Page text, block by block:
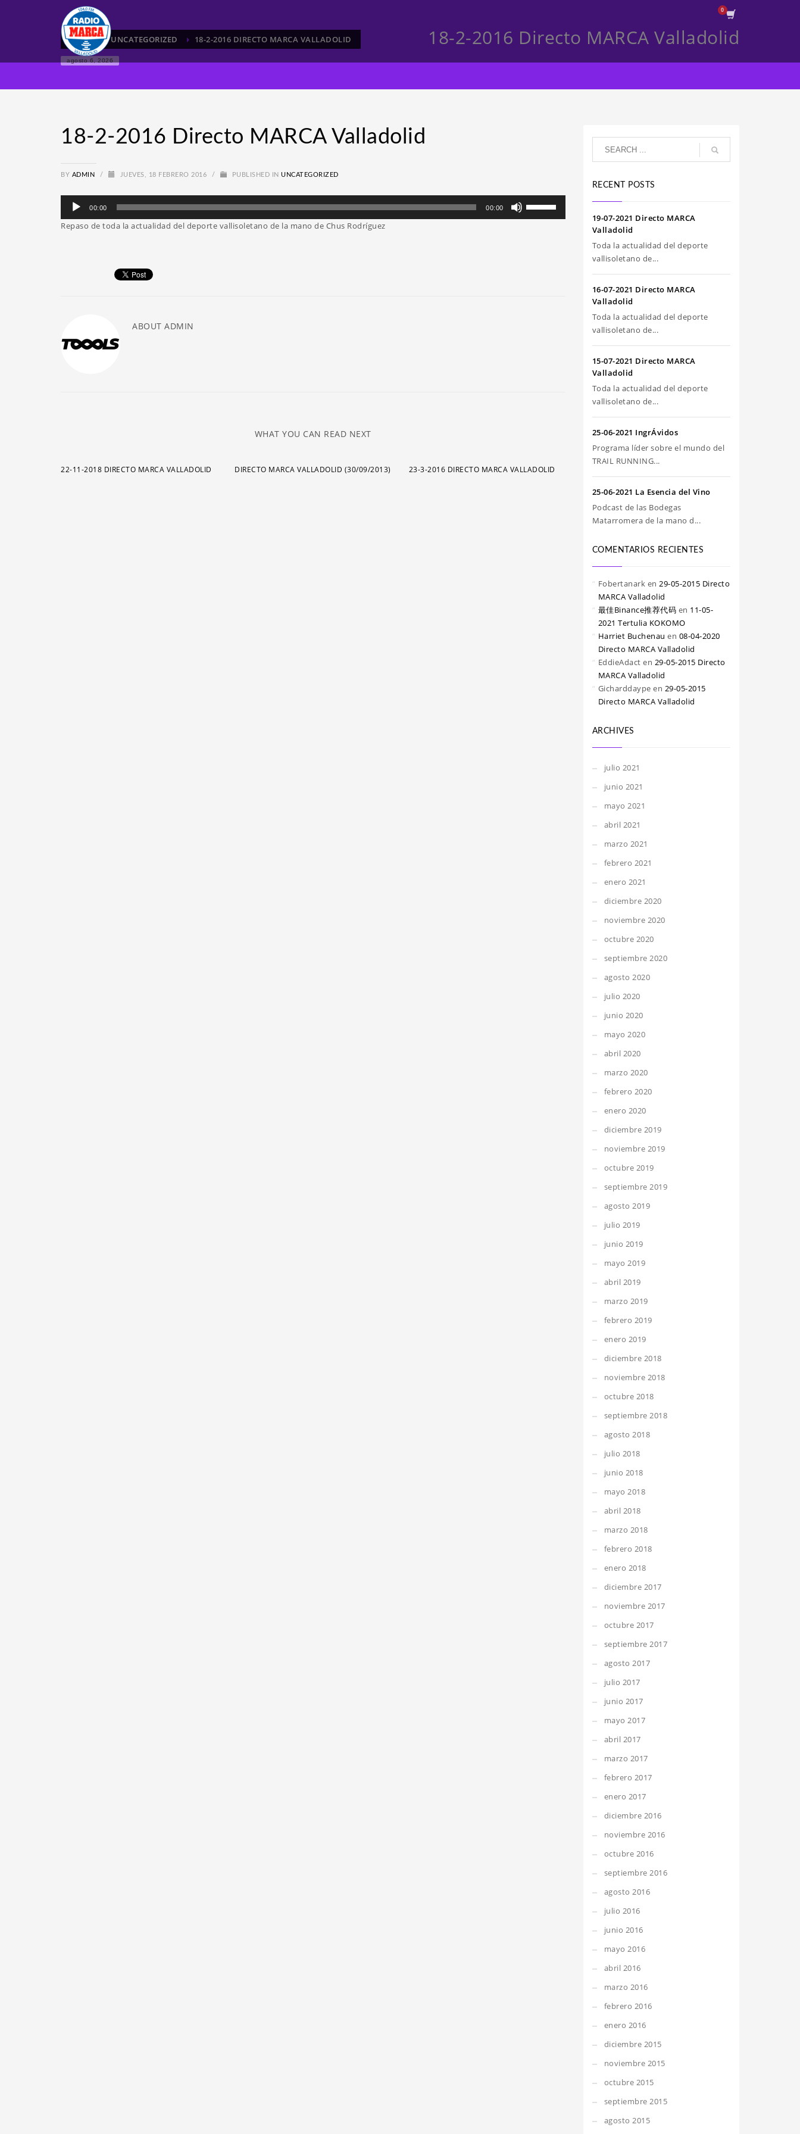
HOME UNCATEGORIZED 18-2-2016 DIRECTO MARCA VALLADOLID
agosto 6, 2026
18-2-2016 Directo MARCA Valladolid
18-2-2016 Directo MARCA Valladolid
BY ADMIN / JUEVES, 18 FEBRERO 2016 / PUBLISHED IN UNCATEGORIZED
Reproductor
audio
00:00 00:00
Repaso de toda la actualidad del deporte vallisoletano de la mano de Chus Rodríguez
ABOUT ADMIN
WHAT YOU CAN READ NEXT
22-11-2018 DIRECTO MARCA VALLADOLID DIRECTO MARCA VALLADOLID (30/09/2013) 23-3-2016 DIRECTO MARCA VALLADOLID
RECENT POSTS
19-07-2021 Directo MARCA
Valladolid
Toda la actualidad del deporte
vallisoletano de...
16-07-2021 Directo MARCA
Valladolid
Toda la actualidad del deporte
vallisoletano de...
15-07-2021 Directo MARCA
Valladolid
Toda la actualidad del deporte
vallisoletano de...
25-06-2021 IngrÁvidos
Programa líder sobre el mundo del
TRAIL RUNNING...
25-06-2021 La Esencia del Vino
Podcast de las Bodegas
Matarromera de la mano d...
COMENTARIOS RECIENTES
Fobertanark en 29-05-2015 Directo
MARCA Valladolid
最佳Binance推荐代码 en 11-05-
2021 Tertulia KOKOMO
Harriet Buchenau en 08-04-2020
Directo MARCA Valladolid
EddieAdact en 29-05-2015 Directo
MARCA Valladolid
Gicharddaype en 29-05-2015
Directo MARCA Valladolid
ARCHIVES
julio 2021
junio 2021
mayo 2021
abril 2021
marzo 2021
febrero 2021
enero 2021
diciembre 2020
noviembre 2020
octubre 2020
septiembre 2020
agosto 2020
julio 2020
junio 2020
mayo 2020
abril 2020
marzo 2020
febrero 2020
enero 2020
diciembre 2019
noviembre 2019
octubre 2019
septiembre 2019
agosto 2019
julio 2019
junio 2019
mayo 2019
abril 2019
marzo 2019
febrero 2019
enero 2019
diciembre 2018
noviembre 2018
octubre 2018
septiembre 2018
agosto 2018
julio 2018
junio 2018
mayo 2018
abril 2018
marzo 2018
febrero 2018
enero 2018
diciembre 2017
noviembre 2017
octubre 2017
septiembre 2017
agosto 2017
julio 2017
junio 2017
mayo 2017
abril 2017
marzo 2017
febrero 2017
enero 2017
diciembre 2016
noviembre 2016
octubre 2016
septiembre 2016
agosto 2016
julio 2016
junio 2016
mayo 2016
abril 2016
marzo 2016
febrero 2016
enero 2016
diciembre 2015
noviembre 2015
octubre 2015
septiembre 2015
agosto 2015